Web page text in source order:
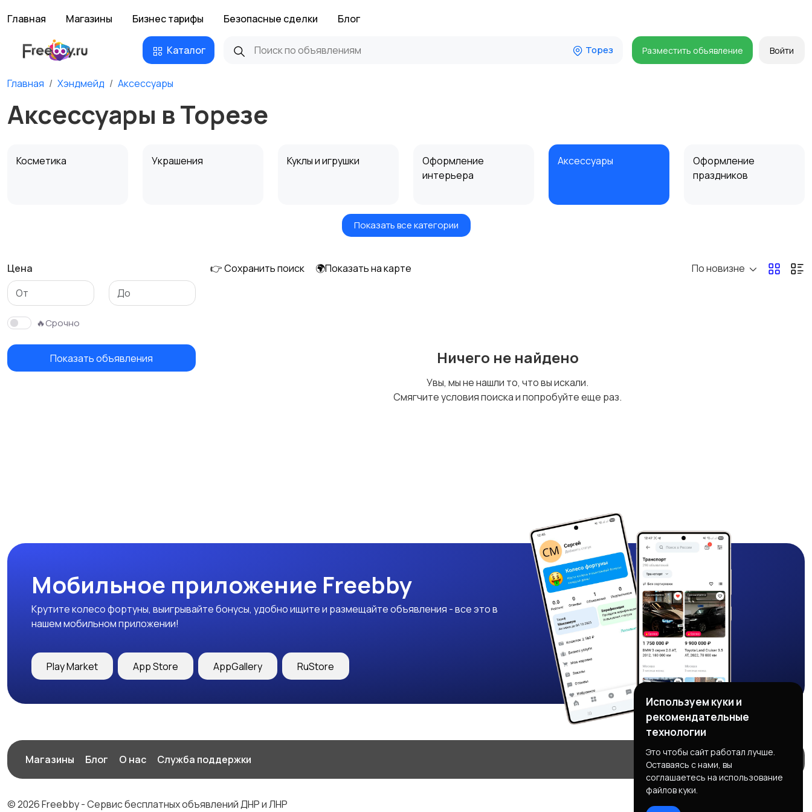
Главная Магазины Бизнес тарифы Безопасные сделки Блог
Каталог Торез Разместить объявление Войти
Главная Хэндмейд Аксессуары
Аксессуары в Торезе
Косметика Украшения Куклы и игрушки
Оформление
интерьера
Аксессуары
Оформление
праздников
Показать все категории
Цена
🔥Срочно
Показать объявления
👉 Сохранить поиск 🌍Показать на карте По новизне
Ничего не найдено
Увы, мы не нашли то, что вы искали.
Смягчите условия поиска и попробуйте еще раз.
Мобильное приложение Freebby
Крутите колесо фортуны, выигрывайте бонусы, удобно ищите и размещайте объявления - все это в
нашем мобильном приложении!
Play Market App Store AppGallery RuStore
Магазины Блог О нас Служба поддержки
© 2026 Freebby - Сервис бесплатных объявлений ДНР и ЛНР
Используем куки и
рекомендательные
технологии
Это чтобы сайт работал лучше.
Оставаясь с нами, вы
соглашаетесь на использование
файлов куки.